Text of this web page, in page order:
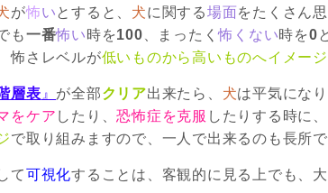
が怖いとすると、 犬に関する場面をたくさん
も一番怖い時を100 、まったく怖くない時を0
怖さレベルが低いものから高いものへイメージ
層表 』 が全部クリア出来たら、 犬は平気になり
をケア したり、恐怖症を克服 したりする時に
で取り組みますので、一人で出来るのも長所で
て可視化することは、客観的に見る上でも、